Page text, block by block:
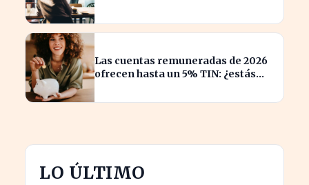
Las cuentas remuneradas de 2026
ofrecen hasta un 5% TIN: ¿estás
LO ÚLTIMO